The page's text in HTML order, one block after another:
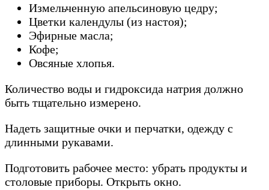
Измельченную апельсиновую цедру;
Цветки календулы (из настоя);
Эфирные масла;
Кофе;
Овсяные хлопья.
Количество воды и гидроксида натрия должно
быть тщательно измерено.
Надеть защитные очки и перчатки, одежду с
длинными рукавами.
Подготовить рабочее место: убрать продукты и
столовые приборы. Открыть окно.